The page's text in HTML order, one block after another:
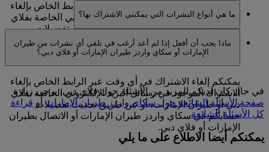
يمكنكم إلغاء الاشتراك في أي وقت عبر الرابط الخاص بإلغاء
الاشتراك الموجود في رسائل البريد الإلكتروني الخاصة بفلاي
دبي أو طيران الإمارات، أو عن طريق تحديث تفضيلات
حسابكم في سكاي واردز طيران الإمارات أو الاتصال بطيران
الإمارات أو فلاي دبي.
ما هي أنواع النشرات التي يمكنني الاشتراك بها؟
أخبار وعروض سكاي واردز طيران الإمارات
أخبار وعروض فلاي دبي
ماذا يجب أن أفعل إذا لم أعد أرغب في تلقي أي نشرات من طيران
الإمارات أو سكاي واردز طيران الإمارات أو فلاي دبي؟
يمكنكم إلغاء الاشتراك في أي وقت عبر الرابط الخاص بإلغاء
الاشتراك الموجود في رسائل البريد الإلكتروني الخاصة بفلاي
دبي أو طيران الإمارات، أو عن طريق تحديث تفضيلات
حسابكم في سكاي واردز طيران الإمارات أو الاتصال بطيران
الإمارات أو فلاي دبي.
في حال كان لديكم المزيد من الأسئلة حول فلاي دبي، يرجى زيارة
صفحة الأسئلة الشائعة حول سكاي واردز طيران الإماراتأو قراءة
كل الأسئلة الشائعة.
يمكنكم أيضا الاطلاع على ما يلي